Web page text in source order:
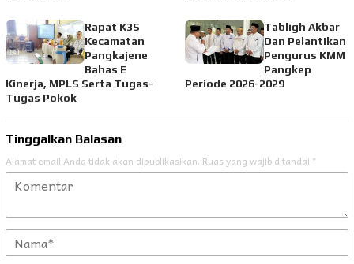
Rapat K3S
Kecamatan
Pangkajene
Bahas E
Kinerja, MPLS Serta Tugas-
Tugas Pokok
Tabligh Akbar
Dan Pelantikan
Pengurus KMM
Pangkep
Periode 2026-2029
Tinggalkan Balasan
Alamat email Anda tidak akan dipublikasikan. Ruas yang wajib ditandai *